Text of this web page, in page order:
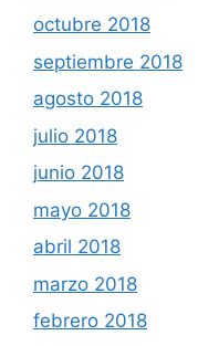
octubre 2018
septiembre 2018
agosto 2018
julio 2018
junio 2018
mayo 2018
abril 2018
marzo 2018
febrero 2018